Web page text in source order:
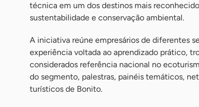
técnica em um dos destinos mais
sustentabilidade e conservação ambiental.
A iniciativa reúne empresários de diferentes
experiência voltada ao aprendizado prático,
considerados referência nacional no
do segmento, palestras, painéis temáticos,
turísticos de Bonito.